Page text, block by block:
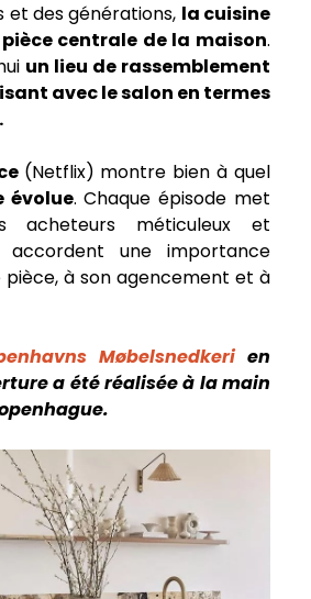
et des générations, la cuisine
pièce centrale de la maison.
un lieu de rassemblement
avec le salon en termes
(Netflix) montre bien à quel
évolue. Chaque épisode met
acheteurs méticuleux et
accordent une importance
à son agencement et à
Møbelsnedkeri en
a été réalisée à la main